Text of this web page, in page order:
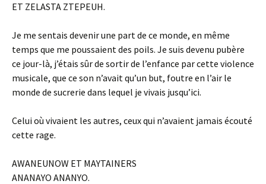
ET ZELASTA ZTEPEUH.
Je me sentais devenir une part de ce monde, en même
temps que me poussaient des poils. Je suis devenu pubère
ce jour-là, j’étais sûr de sortir de l’enfance par cette violence
musicale, que ce son n’avait qu’un but, foutre en l’air le
monde de sucrerie dans lequel je vivais jusqu’ici.
Celui où vivaient les autres, ceux qui n’avaient jamais écouté
cette rage.
AWANEUNOW ET MAYTAINERS
ANANAYO ANANYO.